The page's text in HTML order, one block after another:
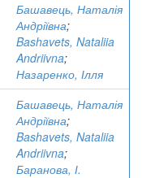
Башавець, Наталія
Андріївна;
Bashavets, Nataliia
Andriivna;
Назаренко, Ілля
Башавець, Наталія
Андріївна;
Bashavets, Nataliia
Andriivna;
Баранова, І.